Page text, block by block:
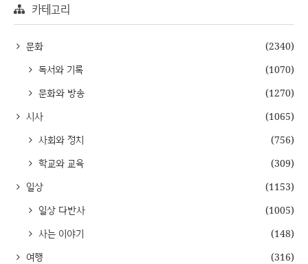
카테고리
문화
(2340)
독서와 기록
(1070)
문화와 방송
(1270)
시사
(1065)
사회와 정치
(756)
학교와 교육
(309)
일상
(1153)
일상 다반사
(1005)
사는 이야기
(148)
여행
(316)